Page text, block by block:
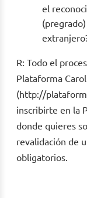
el
R: Todo el
Plataforma
(http://
inscribirte en la
donde quieres
revalidación de
obligatorios.